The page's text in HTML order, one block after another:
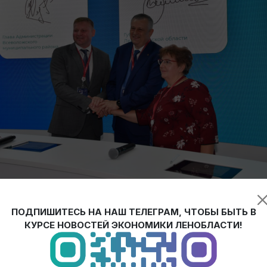
районе к 2025 году.
подписано губернатором Ленинградской области
форума.
направление в условиях ограничения экспорта.
ПОДПИШИТЕСЬ НА НАШ ТЕЛЕГРАМ, ЧТОБЫ БЫТЬ В
КУРСЕ НОВОСТЕЙ ЭКОНОМИКИ ЛЕНОБЛАСТИ!